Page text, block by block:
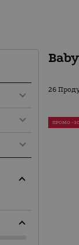
26
ПРОМО -